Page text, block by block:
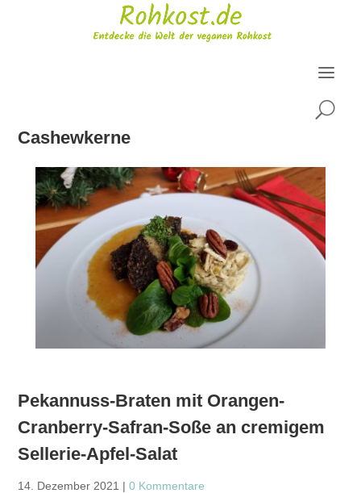
U
Cashewkerne
Pekannuss-Braten mit Orangen-
Cranberry-Safran-Soße an cremigem
Sellerie-Apfel-Salat
14. Dezember 2021 |0 Kommentare